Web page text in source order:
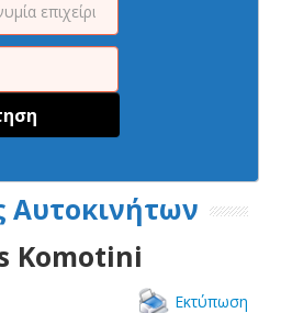
Αυτοκινήτων
Komotini
Εκτύπωση